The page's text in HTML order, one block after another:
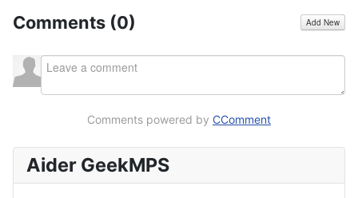
Comments (0) Add New
Comments powered by CComment
Aider GeekMPS